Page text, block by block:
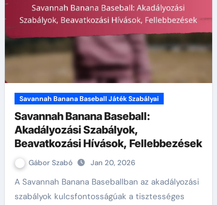
Savannah Banana Baseball Játék Szabályai
Savannah Banana Baseball:
Akadályozási Szabályok,
Beavatkozási Hívások, Fellebbezések
Gábor Szabó Jan 20, 2026
A Savannah Banana Baseballban az akadályozási
szabályok kulcsfontosságúak a tisztességes